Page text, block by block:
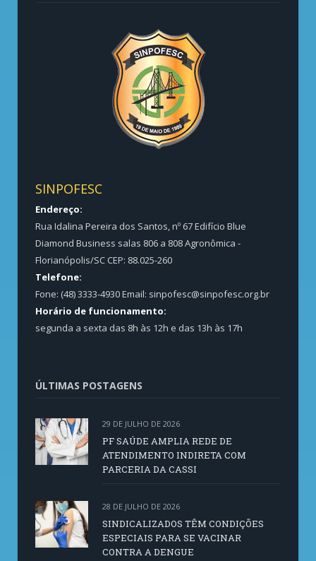
SINPOFESC
Endereço:
Rua Idalina Pereira dos Santos, nº 67 Edifício Blue
Diamond Business salas 806 a 808 Agronômica -
Florianópolis/SC CEP: 88.025-260
Telefone:
Fone: (48) 3333-4930 Email: sinpofesc@sinpofesc.org.br
Horário de funcionamento:
segunda a sexta das 8h às 12h e das 13h às 17h
ÚLTIMAS POSTAGENS
29 DE JULHO DE 2026
PF SAÚDE AMPLIA REDE DE
ATENDIMENTO INDIRETA COM
PARCERIA DA CASSI
28 DE JULHO DE 2026
SINDICALIZADOS TÊM CONDIÇÕES
ESPECIAIS PARA SE VACINAR
CONTRA A DENGUE